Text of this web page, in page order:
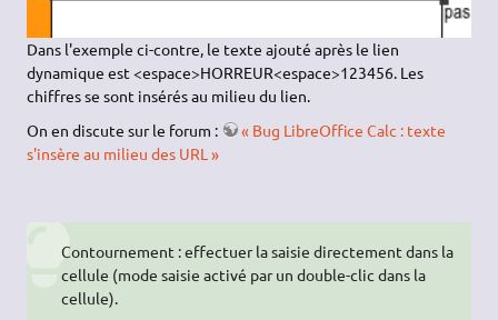
Dans l'exemple ci-contre, le texte ajouté après le lien
dynamique est <espace>HORREUR<espace>123456. Les
chiffres se sont insérés au milieu du lien.
On en discute sur le forum :
« Bug LibreOffice Calc : texte
s'insère au milieu des URL »
Contournement : effectuer la saisie directement dans la
cellule (mode saisie activé par un double-clic dans la
cellule).